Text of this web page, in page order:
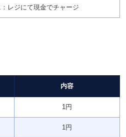
レジにて現金でチャージ
内容
1円
1円